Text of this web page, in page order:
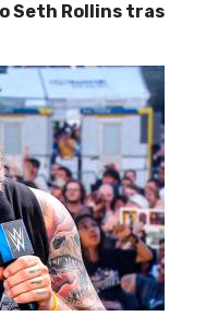
Seth Rollins tras